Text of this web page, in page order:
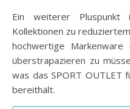
Ein weiterer Pluspunkt
Kollektionen zu
hochwertige
überstrapazieren zu
was das SPORT OUTLET
bereithält.